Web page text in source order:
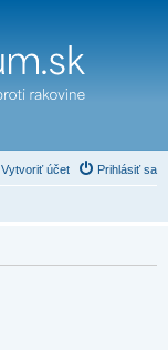
Prihlásiť sa
Vytvoriť účet